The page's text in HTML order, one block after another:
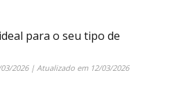
para o seu tipo de
2026| Atualizado em 12/03/2026